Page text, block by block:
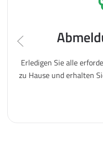
Erledigen Sie alle
zu Hause und erhalten